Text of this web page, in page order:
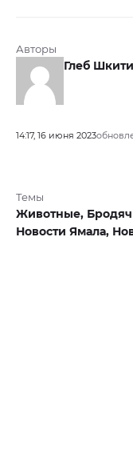
Авторы
Глеб
14:17, 16 июня 2023
Темы
Животные,
Новости Ямала,